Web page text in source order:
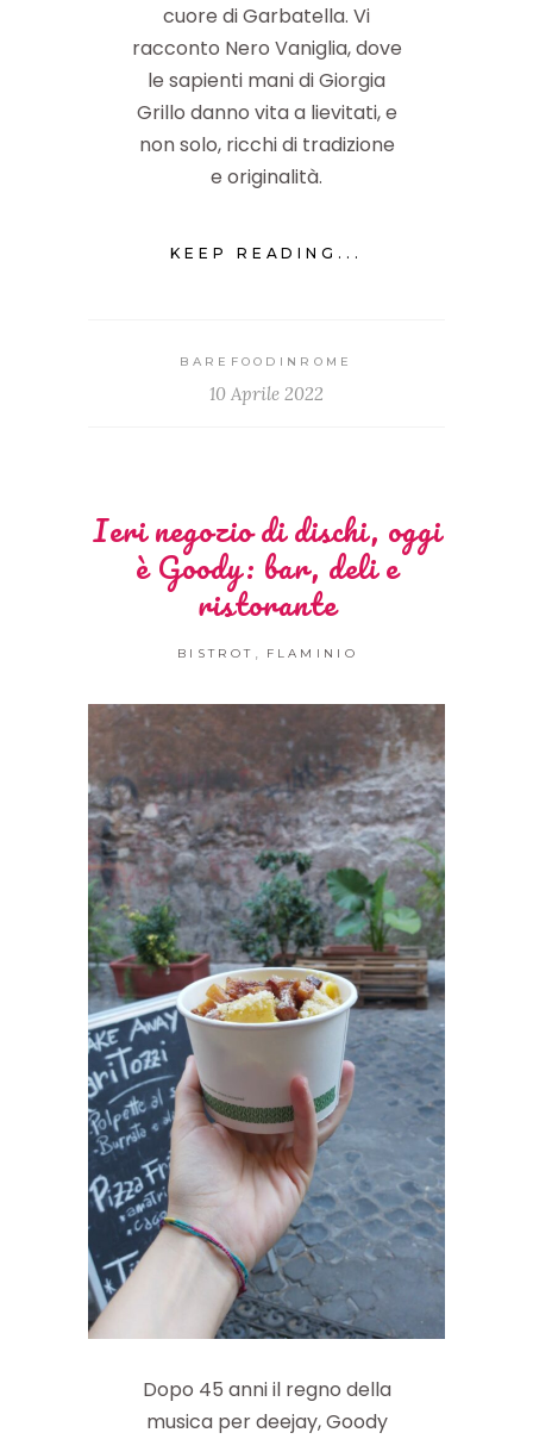
cuore di Garbatella. Vi
racconto Nero Vaniglia, dove
le sapienti mani di Giorgia
Grillo danno vita a lievitati, e
non solo, ricchi di tradizione
e originalità.
KEEP READING...
BAREFOODINROME
10 Aprile 2022
Ieri negozio di dischi, oggi
è Goody: bar, deli e
ristorante
BISTROT FLAMINIO
Dopo 45 anni il regno della
musica per deejay, Goody